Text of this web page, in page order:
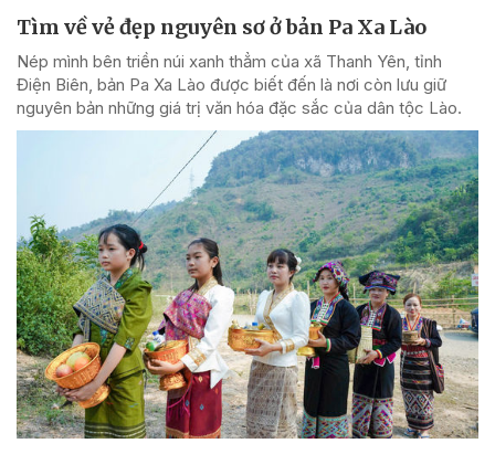
Tìm về vẻ đẹp nguyên sơ ở bản Pa Xa Lào
Nép mình bên triền núi xanh thẳm của xã Thanh Yên, tỉnh
Điện Biên, bản Pa Xa Lào được biết đến là nơi còn lưu giữ
nguyên bản những giá trị văn hóa đặc sắc của dân tộc Lào.